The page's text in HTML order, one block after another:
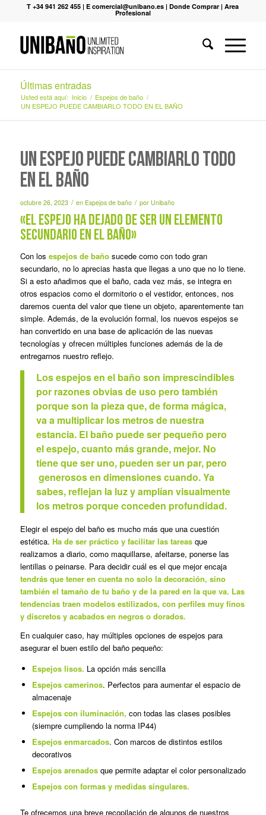
T +34 941 262 455 |E comercial@unibano.es |Donde Comprar |Area
Profesional
Últimas entradas
Usted está aquí: Inicio / Espejos de baño /
UN ESPEJO PUEDE CAMBIARLO TODO EN EL BAÑO
UN ESPEJO PUEDE CAMBIARLO TODO
EN EL BAÑO
octubre 26, 2023 / en Espejos de baño / por Unibaño
«EL ESPEJO HA DEJADO DE SER UN ELEMENTO
SECUNDARIO EN EL BAÑO»
Con los espejos de bañosucede como con todo gran
secundario, no lo aprecias hasta que llegas a uno que no lo tiene.
Si a esto añadimos que el baño, cada vez más, se integra en
otros espacios como el dormitorio o el vestidor, entonces, nos
daremos cuenta del valor que tiene un objeto, aparentemente tan
simple. Además, de la evolución formal, los nuevos espejos se
han convertido en una base de aplicación de las nuevas
tecnologías y ofrecen múltiples funciones además de la de
entregarnos nuestro reflejo.
Los espejos en el baño son imprescindibles
por razones obvias de uso pero también
porque son la pieza que, de forma mágica,
va a multiplicar los metros de nuestra
estancia. El baño puede ser pequeño pero
el espejo, cuanto más grande, mejor. No
tiene que ser uno, pueden ser un par, pero
generosos en dimensiones cuando. Ya
sabes, reflejan la luz y amplían visualmente
los metros porque conceden profundidad.
Elegir el espejo del baño es mucho más que una cuestión
estética. Ha de ser práctico y facilitar las tareasque
realizamos a diario, como maquillarse, afeitarse, ponerse las
lentillas o peinarse. Para decidir cuál es el que mejor encaja
tendrás que tener en cuenta no solo la decoración, sino
también el tamaño de tu baño y de la pared en la que va. Las
tendencias traen modelos estilizados, con perfiles muy finos
y discretos y acabados en negros o dorados.
En cualquier caso, hay múltiples opciones de espejos para
asegurar el buen estilo del baño pequeño:
Espejos lisos. La opción más sencilla
Espejos camerinos. Perfectos para aumentar el espacio de
almacenaje
Espejos con iluminación, con todas las clases posibles
(siempre cumpliendo la norma IP44)
Espejos enmarcados. Con marcos de distintos estilos
decorativos
Espejos arenadosque permite adaptar el color personalizado
Espejos con formas y medidas singulares.
Te ofrecemos una breve recopilación de algunos de nuestros